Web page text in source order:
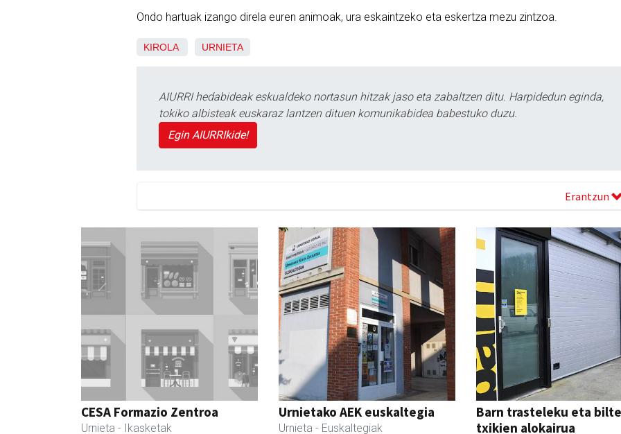
Ondo hartuak izango direla euren animoak, ura eskaintzeko eta eskertza mezu zintzoa.
KIROLA URNIETA
AIURRI hedabideak eskualdeko nortasun hitzak jaso eta zabaltzen ditu. Harpidedun eginda,
tokiko albisteak euskaraz lantzen dituen komunikabidea babestuko duzu.
Egin AIURRIkide!
Erantzun
CESA Formazio Zentroa
Urnieta - Ikasketak
Urnietako AEK euskaltegia
Urnieta - Euskaltegiak
Barn trasteleku eta
txikien alokairua